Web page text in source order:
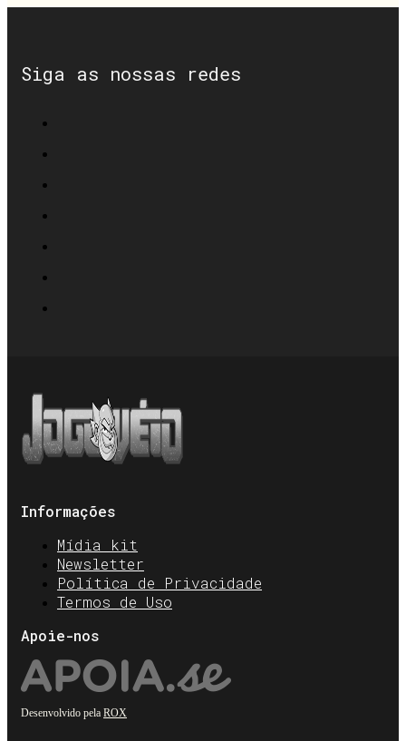
Siga as nossas redes
Informações
Mídia kit
Newsletter
Política de Privacidade
Termos de Uso
Apoie-nos
Desenvolvido pela ROX